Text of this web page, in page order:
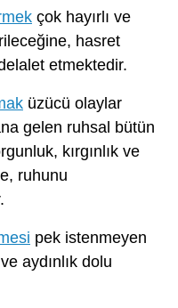
çok hayırlı ve
hasret
etmektedir.
üzücü olaylar
gelen ruhsal bütün
kırgınlık ve
ruhunu
pek istenmeyen
aydınlık dolu